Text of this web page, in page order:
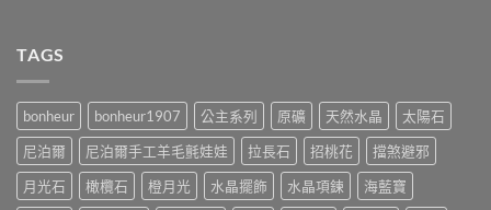
TAGS
bonheur bonheur1907 公主系列 原礦 天然水晶
太陽石
尼泊爾
尼泊爾手工羊毛氈娃娃 拉長石 招桃花
擋煞避邪
月光石
橄欖石 橙月光 水晶擺飾 水晶項鍊
海藍寶